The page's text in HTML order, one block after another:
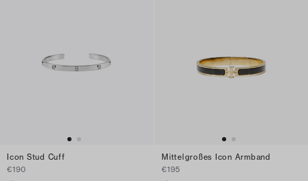
Icon Stud Cuff
€190
Mittelgroßes Icon Armband
€195